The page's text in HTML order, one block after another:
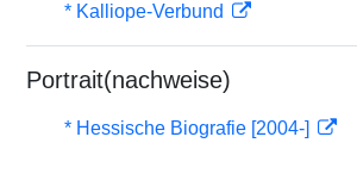
* Kalliope-Verbund
Portrait(nachweise)
* Hessische Biografie [2004-]